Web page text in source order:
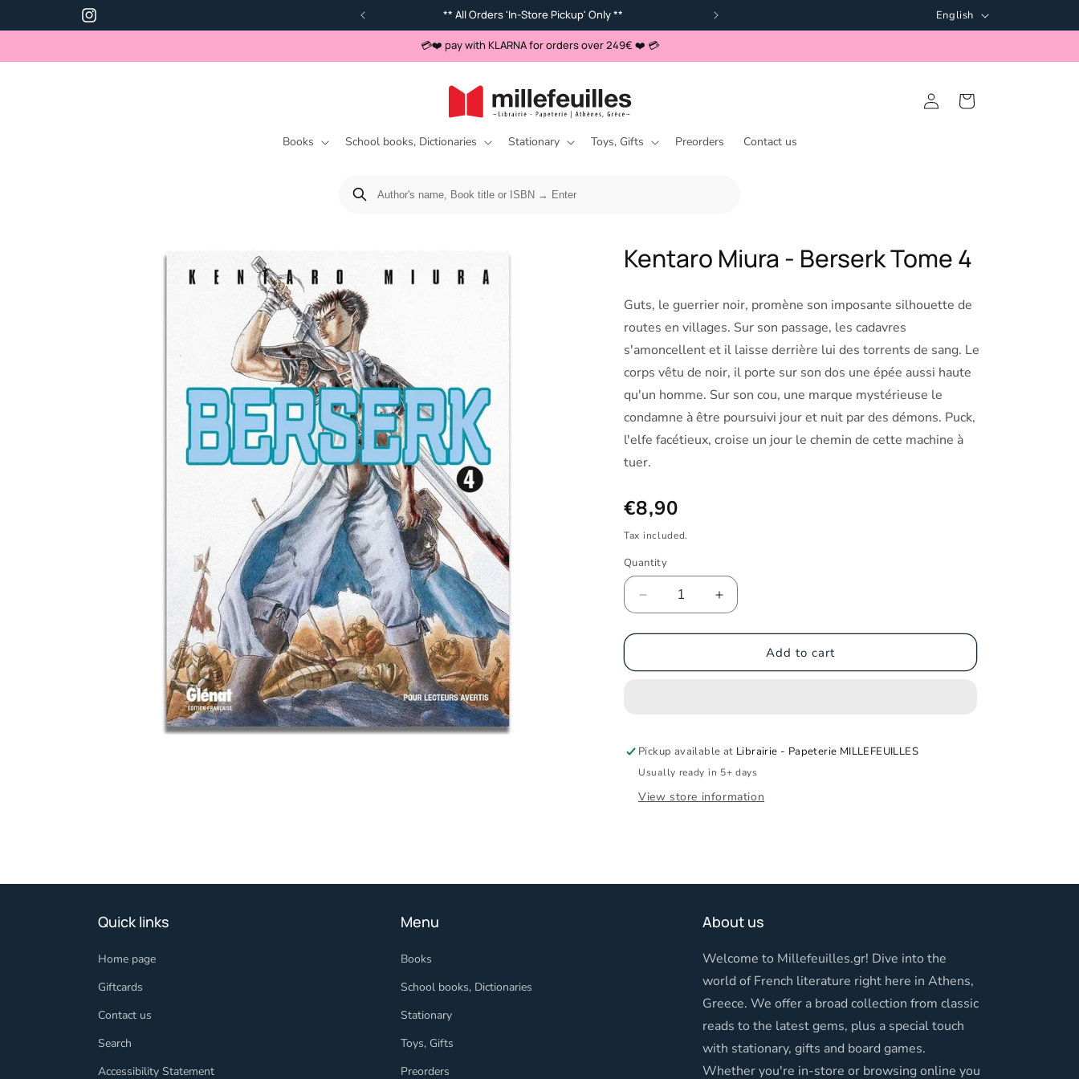
Instagram
** All Orders 'In-Store Pickup' Only ** Opening hours: 14:00 - 18:00 * Mon - FriLanguage
English
💳❤️ pay with KLARNA for orders over 249€ ❤️ 💳
Books School books, Dictionaries Stationary Toys, Gifts Preorders Contact us
Log in Cart
Kentaro Miura - Berserk Tome 4
Guts, le guerrier noir, promène son imposante silhouette de
routes en villages. Sur son passage, les cadavres
s'amoncellent et il laisse derrière lui des torrents de sang. Le
corps vêtu de noir, il porte sur son dos une épée aussi haute
qu'un homme. Sur son cou, une marque mystérieuse le
condamne à être poursuivi jour et nuit par des démons. Puck,
l'elfe facétieux, croise un jour le chemin de cette machine à
tuer.
Regular price
€8,90
Tax included.
Quantity
Decrease quantity for Kentaro Miura - Berserk Tome 4
Increase quantity for Kentaro Miura - Berserk Tome 4
Add to cart
Pickup available at Librairie - Papeterie MILLEFEUILLES
Usually ready in 5+ days
View store information
Quick links
Home page
Giftcards
Contact us
Search
Accessibility Statement
Menu
Books
School books, Dictionaries
Stationary
Toys, Gifts
Preorders
About us
Welcome to Millefeuilles.gr! Dive into the
world of French literature right here in Athens,
Greece. We offer a broad collection from classic
reads to the latest gems, plus a special touch
with stationary, gifts and board games.
Whether you're in-store or browsing online you